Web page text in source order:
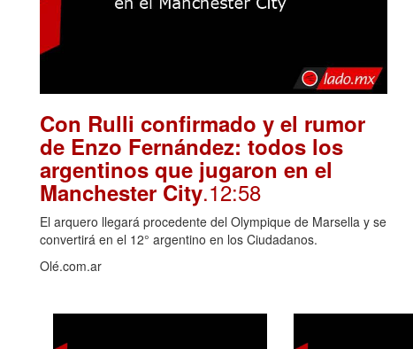
Con Rulli confirmado y el rumor
de Enzo Fernández: todos los
argentinos que jugaron en el
Manchester City.12:58
El arquero llegará procedente del Olympique de Marsella y se
convertirá en el 12° argentino en los Ciudadanos.
Olé.com.ar